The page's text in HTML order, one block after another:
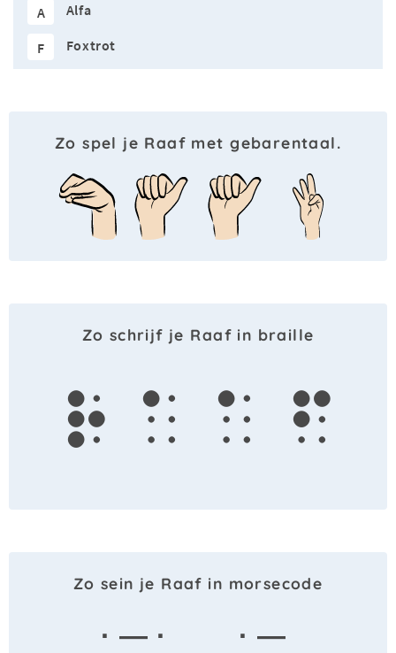
A Alfa
F Foxtrot
Zo spel je Raaf met gebarentaal.
Zo schrijf je Raaf in braille
r a a f
Zo sein je Raaf in morsecode
· — ·
· —